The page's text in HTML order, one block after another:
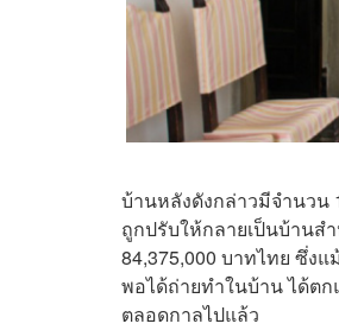
บ้านหลังดังกล่าวมีจำนวน
ถูกปรับให้กลายเป็นบ้าน
84,375,000 บาทไทย ซึ่ง
พอได้ถ่ายทำในบ้าน ได้ต
ตลอดกาลไปแล้ว